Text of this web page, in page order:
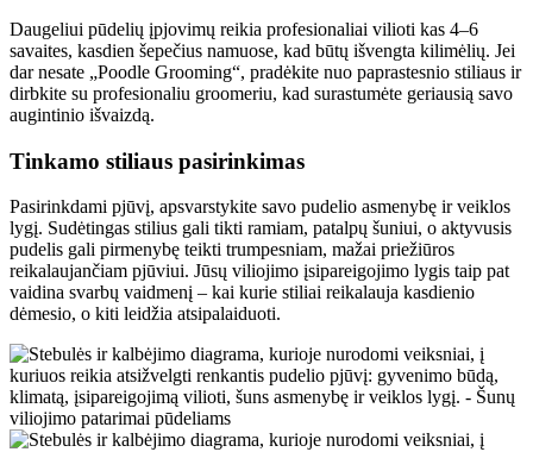
Daugeliui pūdelių įpjovimų reikia profesionaliai vilioti kas 4–6
savaites, kasdien šepečius namuose, kad būtų išvengta kilimėlių. Jei
dar nesate „Poodle Grooming“, pradėkite nuo paprastesnio stiliaus ir
dirbkite su profesionaliu groomeriu, kad surastumėte geriausią savo
augintinio išvaizdą.
Tinkamo stiliaus pasirinkimas
Pasirinkdami pjūvį, apsvarstykite savo pudelio asmenybę ir veiklos
lygį. Sudėtingas stilius gali tikti ramiam, patalpų šuniui, o aktyvusis
pudelis gali pirmenybę teikti trumpesniam, mažai priežiūros
reikalaujančiam pjūviui. Jūsų viliojimo įsipareigojimo lygis taip pat
vaidina svarbų vaidmenį – kai kurie stiliai reikalauja kasdienio
dėmesio, o kiti leidžia atsipalaiduoti.